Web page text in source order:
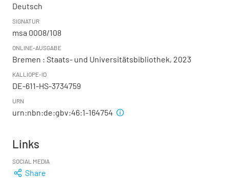
Deutsch
SIGNATUR
msa 0008/108
ONLINE-AUSGABE
Bremen : Staats- und Universitätsbibliothek, 2023
KALLIOPE-ID
DE-611-HS-3734759
URN
urn:nbn:de:gbv:46:1-164754
Links
SOCIAL MEDIA
Share